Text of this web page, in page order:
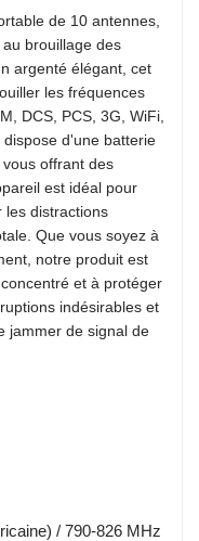
de 10 antennes,
brouillage des
argenté élégant, cet
les fréquences
DCS, PCS, 3G, WiFi,
d'une batterie
offrant des
est idéal pour
les distractions
Que vous soyez à
notre produit est
et à protéger
indésirables et
jammer de signal de
/ 790-826 MHz